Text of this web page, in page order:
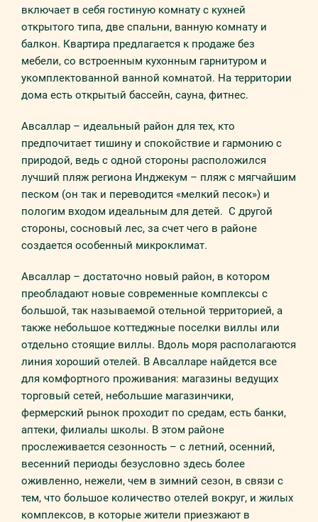
включает в себя гостиную комнату с кухней
открытого типа, две спальни, ванную комнату и
балкон. Квартира предлагается к продаже без
мебели, со встроенным кухонным гарнитуром и
укомплектованной ванной комнатой. На территории
дома есть открытый бассейн, сауна, фитнес.
Авсаллар – идеальный район для тех, кто
предпочитает тишину и спокойствие и гармонию с
природой, ведь с одной стороны расположился
лучший пляж региона Инджекум – пляж с мягчайшим
песком (он так и переводится «мелкий песок») и
пологим входом идеальным для детей. С другой
стороны, сосновый лес, за счет чего в районе
создается особенный микроклимат.
Авсаллар – достаточно новый район, в котором
преобладают новые современные комплексы с
большой, так называемой отельной территорией, а
также небольшое коттеджные поселки виллы или
отдельно стоящие виллы. Вдоль моря располагаются
линия хороший отелей. В Авсалларе найдется все
для комфортного проживания: магазины ведущих
торговый сетей, небольшие магазинчики,
фермерский рынок проходит по средам, есть банки,
аптеки, филиалы школы. В этом районе
прослеживается сезонность – с летний, осенний,
весенний периоды безусловно здесь более
оживленно, нежели, чем в зимний сезон, в связи с
тем, что большое количество отелей вокруг, и жилых
комплексов, в которые жители приезжают в